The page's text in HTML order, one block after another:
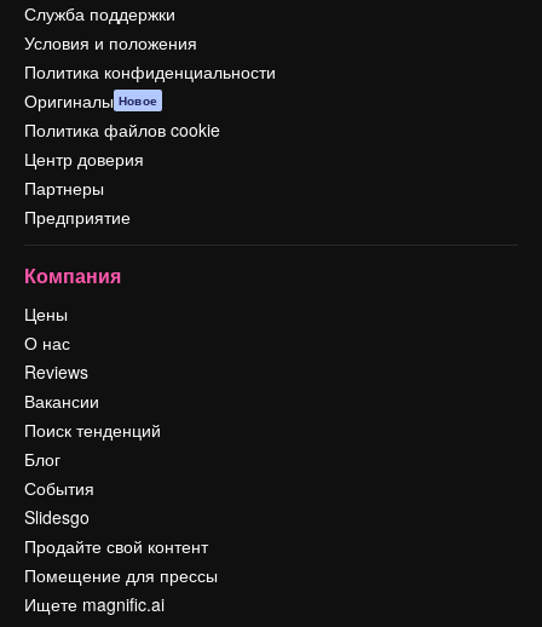
Служба поддержки
Условия и положения
Политика конфиденциальности
Оригиналы Новое
Политика файлов cookie
Центр доверия
Партнеры
Предприятие
Компания
Цены
О нас
Reviews
Вакансии
Поиск тенденций
Блог
События
Slidesgo
Продайте свой контент
Помещение для прессы
Ищете magnific.ai